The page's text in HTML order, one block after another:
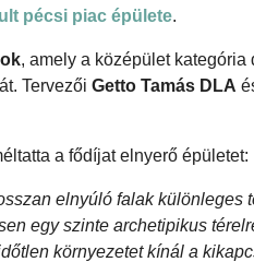
pécsi piac épülete.
, amely a középület
Tervezői Getto Tamás DLA
a fődíjat elnyerő épületet:
elnyúló falak
egy szinte archetipikus
környezetet kínál a